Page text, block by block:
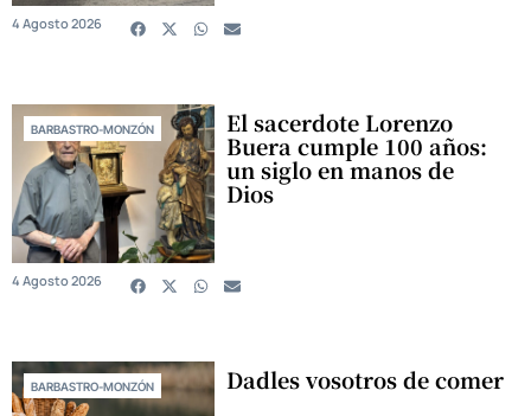
4 Agosto 2026
BARBASTRO-MONZÓN El sacerdote Lorenzo
Buera cumple 100 años:
un siglo en manos de
Dios
4 Agosto 2026
BARBASTRO-MONZÓN Dadles vosotros de comer